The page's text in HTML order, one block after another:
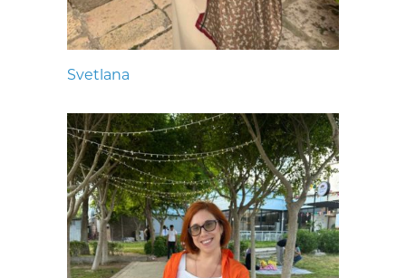
Svetlana